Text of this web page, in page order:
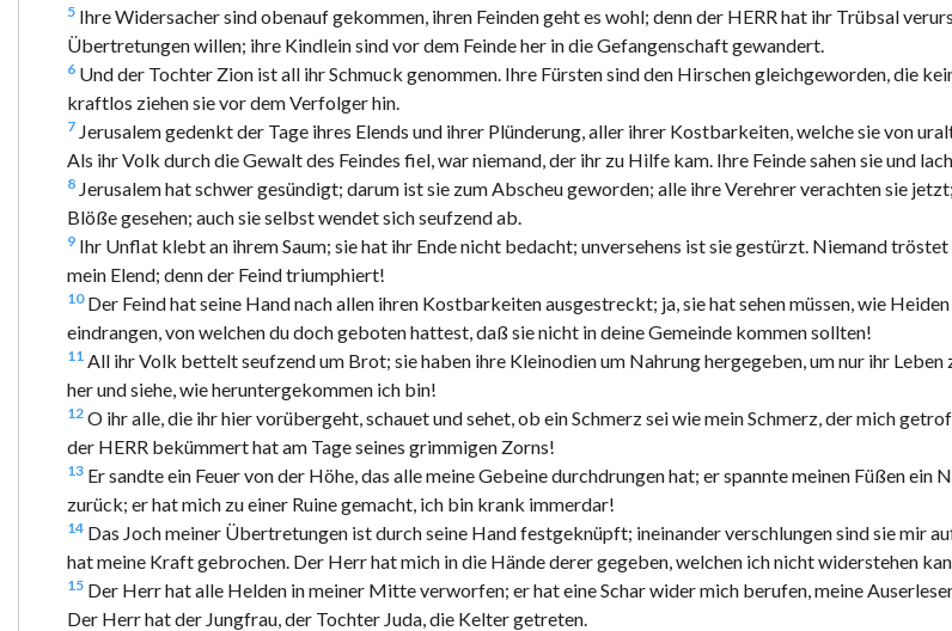
5 Ihre Widersacher sind obenauf gekommen, ihren Feinden geht es wohl; denn der HERR hat ihr Trübsal
Übertretungen willen; ihre Kindlein sind vor dem Feinde her in die Gefangenschaft gewandert.
6 Und der Tochter Zion ist all ihr Schmuck genommen. Ihre Fürsten sind den Hirschen gleichgeworden, die
kraftlos ziehen sie vor dem Verfolger hin.
7 Jerusalem gedenkt der Tage ihres Elends und ihrer Plünderung, aller ihrer Kostbarkeiten, welche sie von
Als ihr Volk durch die Gewalt des Feindes fiel, war niemand, der ihr zu Hilfe kam. Ihre Feinde sahen sie und
8 Jerusalem hat schwer gesündigt; darum ist sie zum Abscheu geworden; alle ihre Verehrer verachten sie
Blöße gesehen; auch sie selbst wendet sich seufzend ab.
9 Ihr Unflat klebt an ihrem Saum; sie hat ihr Ende nicht bedacht; unversehens ist sie gestürzt. Niemand tröstet
mein Elend; denn der Feind triumphiert!
10Der Feind hat seine Hand nach allen ihren Kostbarkeiten ausgestreckt; ja, sie hat sehen müssen, wie
eindrangen, von welchen du doch geboten hattest, daß sie nicht in deine Gemeinde kommen sollten!
11 All ihr Volk bettelt seufzend um Brot; sie haben ihre Kleinodien um Nahrung hergegeben, um nur ihr Leben
her und siehe, wie heruntergekommen ich bin!
12 O ihr alle, die ihr hier vorübergeht, schauet und sehet, ob ein Schmerz sei wie mein Schmerz, der mich
der HERR bekümmert hat am Tage seines grimmigen Zorns!
13 Er sandte ein Feuer von der Höhe, das alle meine Gebeine durchdrungen hat; er spannte meinen Füßen ein
zurück; er hat mich zu einer Ruine gemacht, ich bin krank immerdar!
14 Das Joch meiner Übertretungen ist durch seine Hand festgeknüpft; ineinander verschlungen sind sie mir
hat meine Kraft gebrochen. Der Herr hat mich in die Hände derer gegeben, welchen ich nicht widerstehen
15 Der Herr hat alle Helden in meiner Mitte verworfen; er hat eine Schar wider mich berufen, meine
Der Herr hat der Jungfrau, der Tochter Juda, die Kelter getreten.